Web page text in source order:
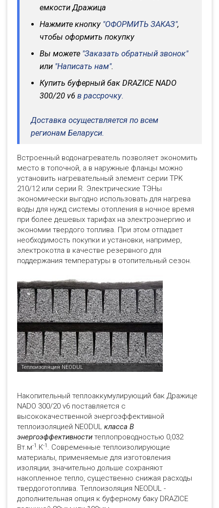
емкости Дражица
Нажмите кнопку "ОФОРМИТЬ ЗАКАЗ",
чтобы оформить покупку
Вы можете "Заказать обратный звонок"
или "Написать нам".
Купить буферный бак DRAZICE NADO
300/20 v6 в рассрочку.
Доставка осуществляется по всем
регионам Беларуси.
Встроенный водонагреватель позволяет экономить
место в топочной, а в наружные фланцы можно
установить нагревательный элемент серии TPK
210/12 или серии R. Электрические ТЭНы
экономически выгодно использовать для нагрева
воды для нужд системы отопления в ночное время
при более дешевых тарифах на электроэнергию и
экономии твердого топлива. При этом отпадает
необходимость покупки и установки, например,
электрокотла в качестве резервного для
поддержания температуры в отопительный сезон.
Накопительный теплоаккумулирующий бак Дражице
NADO 300/20 v6 поставляется с
высококачественной энергоэффективной
теплоизоляцией NEODUL класса В
энергоэффективности теплопроводностью 0,032
Вт.м-1 .К-1 . Современные теплоизолирующие
материалы, применяемые для изготовления
изоляции, значительно дольше сохраняют
накопленное тепло, существенно снижая расходы
твердоготоплива. Теплоизоляция NEODUL -
дополнительная опция к буферному баку DRAZICE